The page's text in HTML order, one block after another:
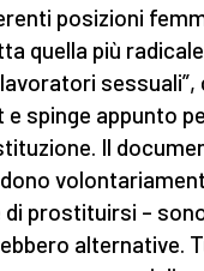
posizioni
quella più
e spinge appunto
Il
di prostituirsi –
alternative.